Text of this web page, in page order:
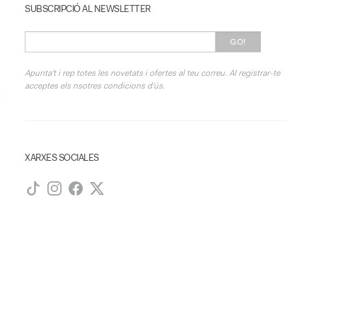
SUBSCRIPCIÓ AL NEWSLETTER
GO!
Apunta't i rep totes les novetats i ofertes al teu correu. Al registrar-te
acceptes els nsotres condicions d'ús.
XARXES SOCIALES